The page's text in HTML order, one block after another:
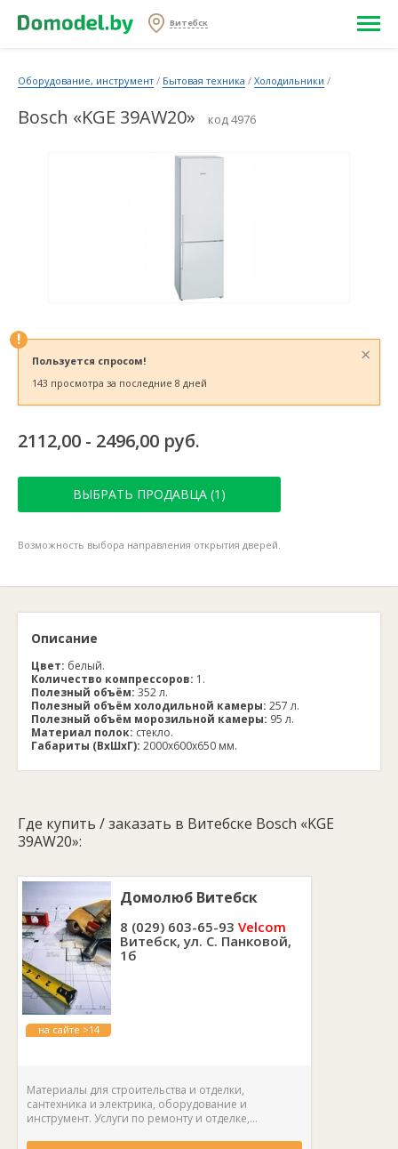
Витебск
Оборудование, инструмент / Бытовая техника / Холодильники /
Bosch «KGE 39AW20» код 4976
!
×
Пользуется спросом!
143 просмотра за последние 8 дней
2112,00 - 2496,00 руб.
ВЫБРАТЬ ПРОДАВЦА (1)
Возможность выбора направления открытия дверей.
Описание
Цвет: белый.
Количество компрессоров: 1.
Полезный объём: 352 л.
Полезный объём холодильной камеры: 257 л.
Полезный объём морозильной камеры: 95 л.
Материал полок: стекло.
Габариты (ВхШхГ): 2000х600х650 мм.
Где купить / заказать в Витебске Bosch «KGE
39AW20»:
на сайте >14
Домолюб Витебск
8 (029) 603-65-93 Velcom
Витебск, ул. С. Панковой,
1б
Материалы для строительства и отделки,
сантехника и электрика, оборудование и
инструмент. Услуги по ремонту и отделке,...